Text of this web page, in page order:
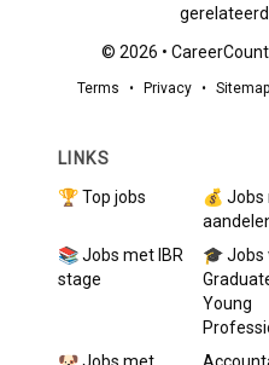
© 2026 • CareerCount
Terms • Privacy • Sitemap
LINKS
🏆 Top jobs
💰 Jobs
📚 Jobs met IBR
stage
🎓 Jobs
Young